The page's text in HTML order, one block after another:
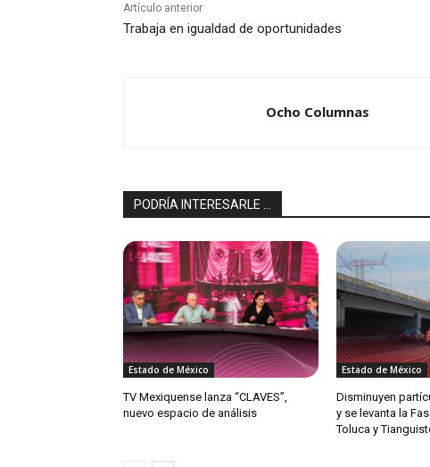
Artículo anterior
Trabaja en igualdad de oportunidades
Ocho Columnas
PODRÍA INTERESARLE ...
Estado de México
TV Mexiquense lanza “CLAVES”,
nuevo espacio de análisis
Estado de México
Disminuyen
y se levanta la
Toluca y